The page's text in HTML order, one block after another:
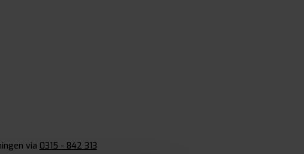
via 0315 - 842 313